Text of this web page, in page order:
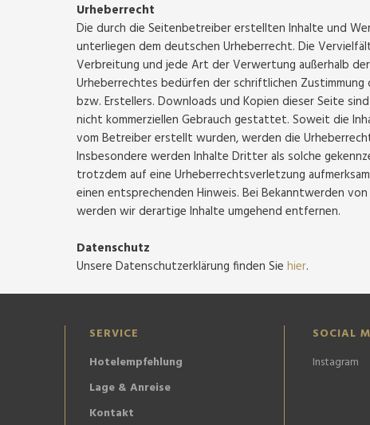
Urheberrecht
Die durch die Seitenbetreiber erstellten Inhalte und
unterliegen dem deutschen Urheberrecht. Die
Verbreitung und jede Art der Verwertung außerhalb
Urheberrechtes bedürfen der schriftlichen
bzw. Erstellers. Downloads und Kopien dieser Seite
nicht kommerziellen Gebrauch gestattet. Soweit die
vom Betreiber erstellt wurden, werden die
Insbesondere werden Inhalte Dritter als solche
trotzdem auf eine Urheberrechtsverletzung
einen entsprechenden Hinweis. Bei Bekanntwerden
werden wir derartige Inhalte umgehend entfernen.
Datenschutz
Unsere Datenschutzerklärung finden Sie hier.
SERVICE
Hotelempfehlung
Lage & Anreise
Kontakt
SOCIAL
Instagram